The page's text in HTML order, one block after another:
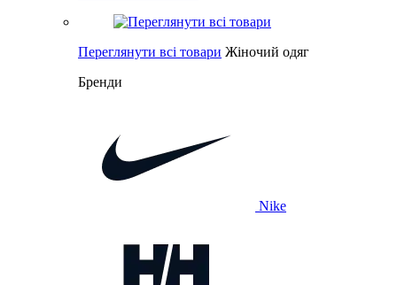
Переглянути всі товари Жіночий одяг
Бренди
Nike